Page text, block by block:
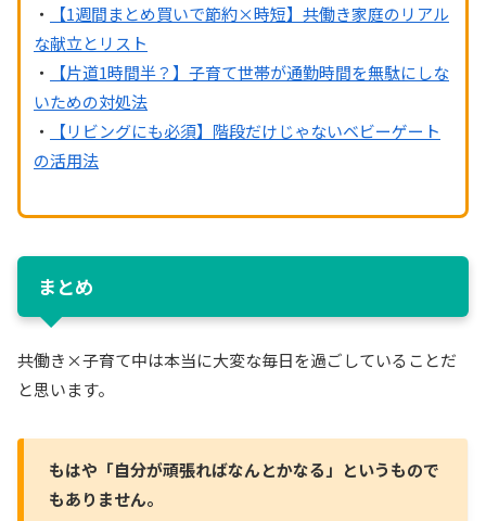
・
【1週間まとめ買いで節約×時短】共働き家庭のリアル
な献立とリスト
・
【片道1時間半？】子育て世帯が通勤時間を無駄にしな
いための対処法
・
【リビングにも必須】階段だけじゃないベビーゲート
の活用法
まとめ
共働き×子育て中は本当に大変な毎日を過ごしていることだ
と思います。
もはや「自分が頑張ればなんとかなる」というもので
もありません。